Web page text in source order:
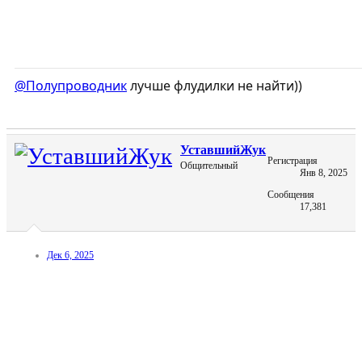
@Полупроводниклучше флудилки не найти))
УставшийЖук
Общительный
Регистрация
Янв 8, 2025
Сообщения
17,381
Дек 6, 2025